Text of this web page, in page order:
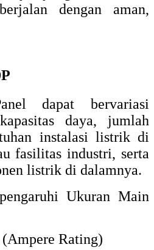
dengan aman,
dapat bervariasi
daya, jumlah
instalasi listrik di
fasilitas industri, serta
listrik di dalamnya.
Ukuran Main
Rating)